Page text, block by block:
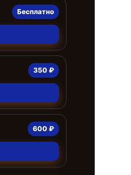
Бесплатно
350 ₽
600 ₽